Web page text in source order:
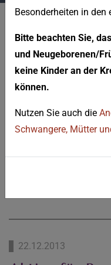
Neuigkeiten
Erste und einzige
22.12.2013
Besonderheiten in den
Bitte beachten Sie,
und Neugeborenen/
keine Kinder an der
können.
Nutzen Sie auch die
Schwangere, Mütter